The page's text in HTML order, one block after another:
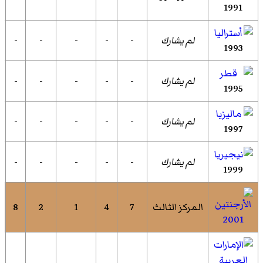
1991
1993 لم يشارك -
-
-
-
-
1995 لم يشارك -
-
-
-
-
1997 لم يشارك -
-
-
-
-
1999 لم يشارك -
-
-
-
-
2001
المركز الثالث 7
4
1
2
8